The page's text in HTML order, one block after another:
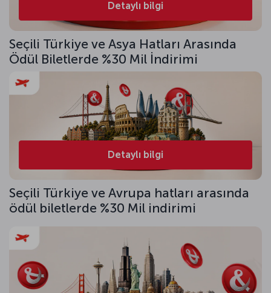
Detaylı bilgi
Seçili Türkiye ve Asya Hatları Arasında
Ödül Biletlerde %30 Mil İndirimi
Detaylı bilgi
Seçili Türkiye ve Avrupa hatları arasında
ödül biletlerde %30 Mil indirimi